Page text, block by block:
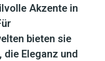
Akzente in
bieten sie
Eleganz und